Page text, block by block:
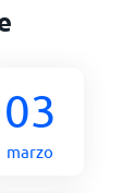
03
marzo